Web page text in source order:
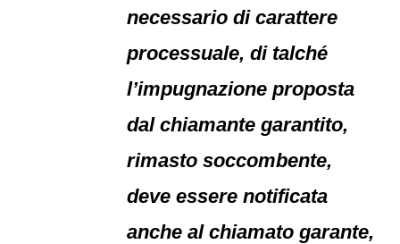
necessario di carattere
processuale, di talché
l’impugnazione proposta
dal chiamante garantito,
rimasto soccombente,
deve essere notificata
anche al chiamato garante,